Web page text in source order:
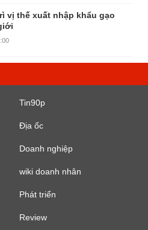
vị thế xuất nhập khẩu gạo
Tin90p
Địa ốc
Doanh nghiệp
wiki doanh nhân
Phát triển
Review